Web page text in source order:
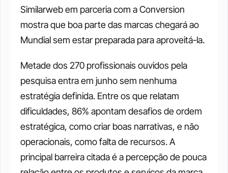
Similarweb em parceria com a Conversion
mostra que boa parte das marcas chegará ao
Mundial sem estar preparada para aproveitá-la.
Metade dos 270 profissionais ouvidos pela
pesquisa entra em junho sem nenhuma
estratégia definida. Entre os que relatam
dificuldades, 86% apontam desafios de ordem
estratégica, como criar boas narrativas, e não
operacionais, como falta de recursos. A
principal barreira citada é a percepção de pouca